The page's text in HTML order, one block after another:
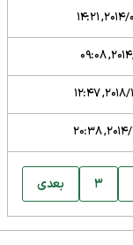
2014/08/
2014/
2018/10/
2014/11/
3 بعدی